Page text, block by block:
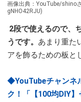
画像出典：YouTube/shino
gNHO42RJU)
2段で使えるので、
うです。 あまり重た
アを飾るための板と
◆YouTubeチャンネ
ク！「【100均DIY